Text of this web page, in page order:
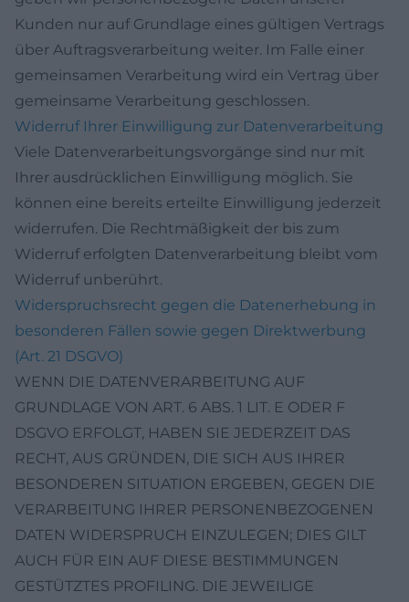
Kunden nur auf Grundlage eines gültigen Vertrags
über Auftragsverarbeitung weiter. Im Falle einer
gemeinsamen Verarbeitung wird ein Vertrag über
gemeinsame Verarbeitung geschlossen.
Widerruf Ihrer Einwilligung zur Datenverarbeitung
Viele Datenverarbeitungsvorgänge sind nur mit
Ihrer ausdrücklichen Einwilligung möglich. Sie
können eine bereits erteilte Einwilligung jederzeit
widerrufen. Die Rechtmäßigkeit der bis zum
Widerruf erfolgten Datenverarbeitung bleibt vom
Widerruf unberührt.
Widerspruchsrecht gegen die Datenerhebung in
besonderen Fällen sowie gegen Direktwerbung
(Art. 21 DSGVO)
WENN DIE DATENVERARBEITUNG AUF
GRUNDLAGE VON ART. 6 ABS. 1 LIT. E ODER F
DSGVO ERFOLGT, HABEN SIE JEDERZEIT DAS
RECHT, AUS GRÜNDEN, DIE SICH AUS IHRER
BESONDEREN SITUATION ERGEBEN, GEGEN DIE
VERARBEITUNG IHRER PERSONENBEZOGENEN
DATEN WIDERSPRUCH EINZULEGEN; DIES GILT
AUCH FÜR EIN AUF DIESE BESTIMMUNGEN
GESTÜTZTES PROFILING. DIE JEWEILIGE